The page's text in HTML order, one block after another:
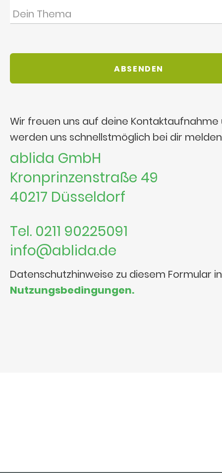
Wir freuen uns auf deine Kontaktaufnahme
werden uns schnellstmöglich bei dir
ablida GmbH
Kronprinzenstraße 49
40217 Düsseldorf
Tel. 0211 90225091
info@ablida.de
Datenschutzhinweise zu diesem Formular
Nutzungsbedingungen.